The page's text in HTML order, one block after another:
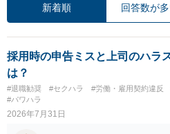
新着順 回答数が
採用時の申告ミスと上司のハラ
は？
#退職勧奨 #セクハラ #労働・雇用契約違反
#パワハラ
2026年7月31日